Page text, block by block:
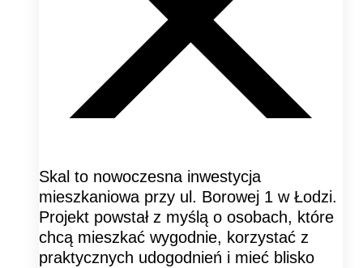
Skal to nowoczesna inwestycja
mieszkaniowa przy ul. Borowej 1 w Łodzi.
Projekt powstał z myślą o osobach, które
chcą mieszkać wygodnie, korzystać z
praktycznych udogodnień i mieć blisko